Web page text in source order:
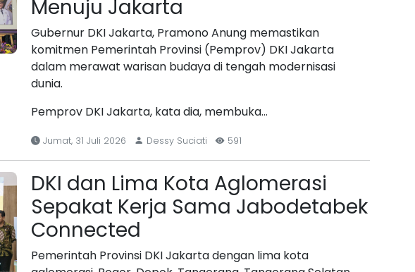
Menuju Jakarta
Gubernur DKI Jakarta, Pramono Anung memastikan
komitmen Pemerintah Provinsi (Pemprov) DKI Jakarta
dalam merawat warisan budaya di tengah modernisasi
dunia.
Pemprov DKI Jakarta, kata dia, membuka…
Jumat, 31 Juli 2026 Dessy Suciati 591
DKI dan Lima Kota Aglomerasi
Sepakat Kerja Sama Jabodetabek
Connected
Pemerintah Provinsi DKI Jakarta dengan lima kota